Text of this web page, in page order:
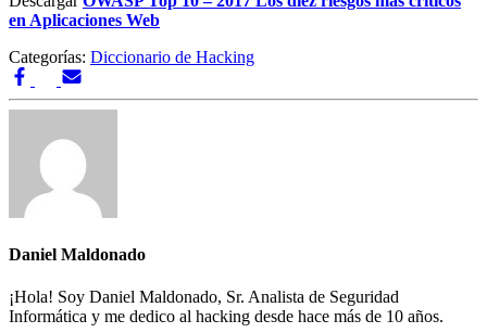
en Aplicaciones Web
Categorías: Diccionario de Hacking
Daniel Maldonado
¡Hola! Soy Daniel Maldonado, Sr. Analista de Seguridad
Informática y me dedico al hacking desde hace más de 10 años.